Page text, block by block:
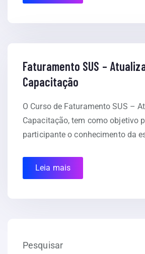
Faturamento SUS –
Capacitação
O Curso de Faturamento SUS –
Capacitação, tem como objetivo
participante o conhecimento da
Leia mais
Pesquisar